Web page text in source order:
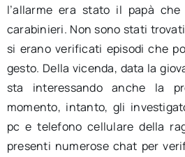
l’allarme era stato il papà
carabinieri. Non sono stati
si erano verificati episodi che
gesto. Della vicenda, data la
sta interessando anche la
momento, intanto, gli
pc e telefono cellulare della
presenti numerose chat per